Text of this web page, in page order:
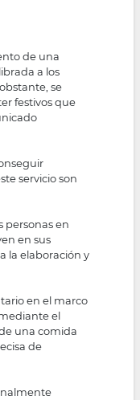
de una
a los
se
festivos que
servicio son
personas en
en sus
la elaboración y
en el marco
el
una comida
de